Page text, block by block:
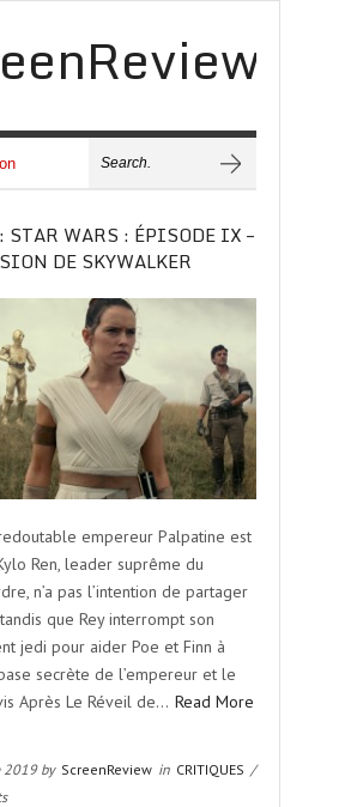
WARS : ÉPISODE IX –
DE SKYWALKER
empereur Palpatine est
Ren, leader suprême du
n’a pas l’intention de partager
que Rey interrompt son
jedi pour aider Poe et Finn à
secrète de l’empereur et le
Après Le Réveil de… Read More
2019 by ScreenReview in CRITIQUES /